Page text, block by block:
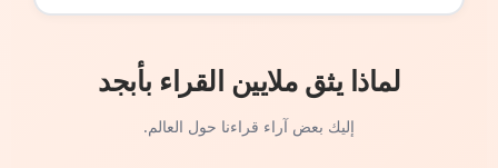
لماذا يثق ملايين القراء بأبجد
إليك بعض آراء قراءنا حول العالم.